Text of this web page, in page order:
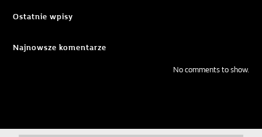
Ostatnie wpisy
Najnowsze komentarze
No comments to show.